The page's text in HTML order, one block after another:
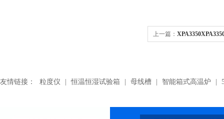
上一篇：
友情链接： 粒度仪 恒温恒湿试验箱 母线槽 智能箱式高温炉